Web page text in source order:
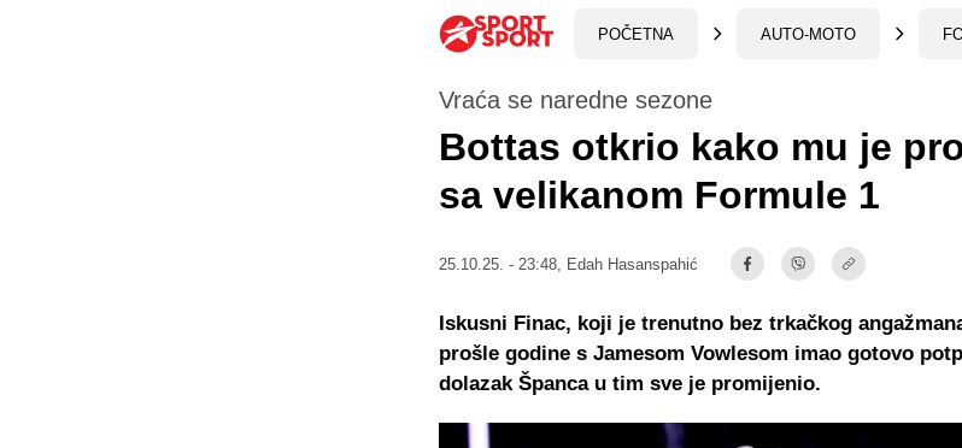
POČETNA AUTO-MOTO
Vraća se naredne sezone
Bottas otkrio kako mu je
sa velikanom Formule 1
25.10.25. - 23:48, Edah Hasanspahić
Iskusni Finac, koji je trenutno bez trkačkog
prošle godine s Jamesom Vowlesom imao gotovo
dolazak Španca u tim sve je promijenio.